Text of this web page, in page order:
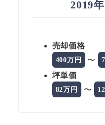
2019
売却価格
400万円 〜
坪単価
82万円 〜